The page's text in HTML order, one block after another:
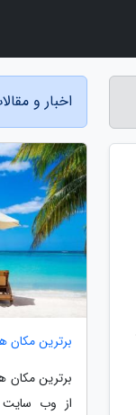
اخبار و
برترین مکان
برترین مکان
از وب سایت